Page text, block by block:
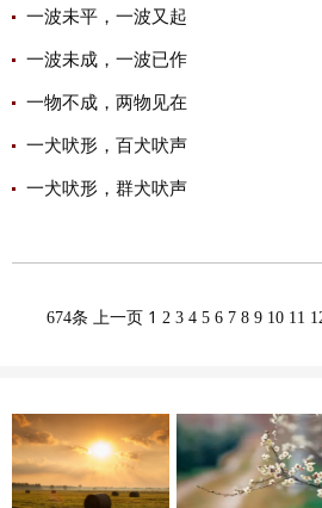
一波未平，一波又起
一波未成，一波已作
一物不成，两物见在
一犬吠形，百犬吠声
一犬吠形，群犬吠声
674条 上一页 1 2 3 4 5 6 7 8 9 10 11